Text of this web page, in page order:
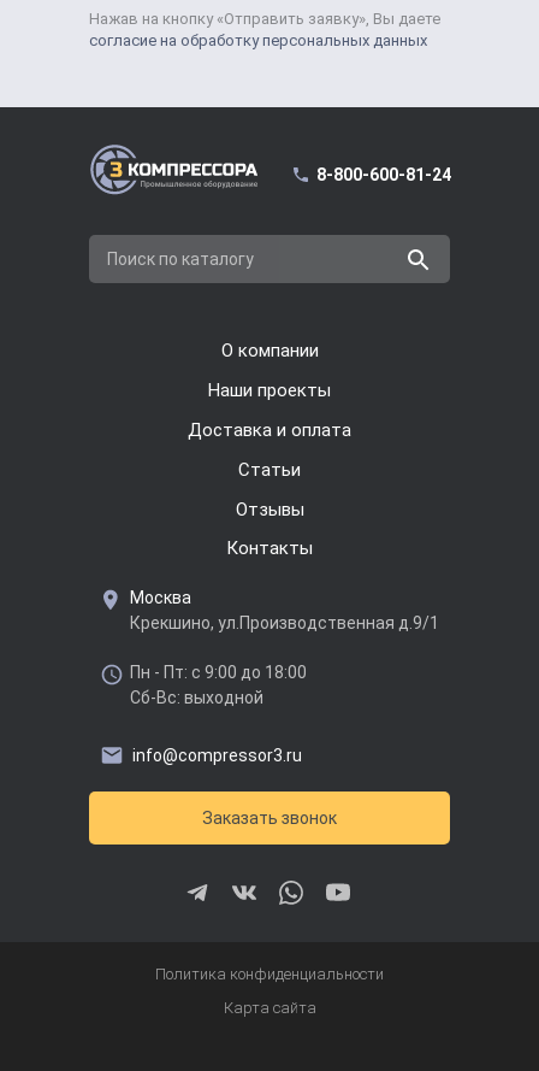
Нажав на кнопку «Отправить заявку», Вы даете
согласие на обработку персональных данных
8-800-600-81-24
Поиск по каталогу
О компании
Наши проекты
Доставка и оплата
Cтатьи
Отзывы
Контакты
Москва
Крекшино, ул.Производственная д.9/1
Пн - Пт: с 9:00 до 18:00
Сб-Вс: выходной
info@compressor3.ru
Заказать звонок
Политика конфиденциальности
Карта сайта